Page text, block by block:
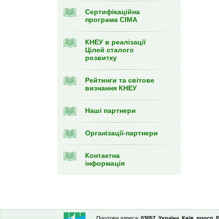
Сертифікаційна
програма CIMA
КНЕУ в реалізації
Цілей сталого
розвитку
Рейтинги та світове
визнання КНЕУ
Наші партнери
Організації-партнери
Контактна
інформація